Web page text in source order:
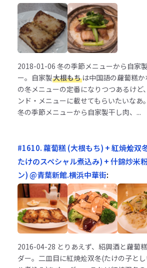
2018-01-06 冬の季節メニューから自家製
ー。自家製大根もちは中国語の蘿蔔糕
の冬メニューの定番になりつつあるけど
ンド・メニューに載せてもらいたいなあ
冬の季節メニューから自家製干し肉、...
#1610. 蘿蔔糕 (大根もち) + 紅焼烩双
たけのスペシャル煮込み) + 什錦炒米
ン) @青葉新館.横浜中華街:
2016-04-28 とりあえず、紹興酒と蘿蔔
ダー。二皿目に紅焼烩双冬(たけの子と